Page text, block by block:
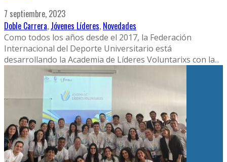
7 septiembre, 2023
Doble Carrera, Jóvenes Líderes, Novedades
Como todos los años desde el 2017, la Federación
Internacional del Deporte Universitario está
desarrollando la Academia de Líderes Voluntarixs con la...